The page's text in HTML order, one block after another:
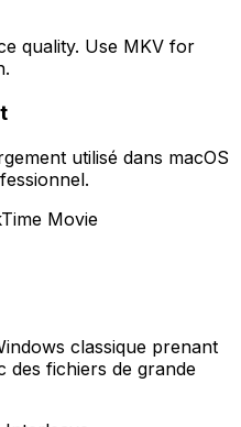
quality. Use MKV for
utilisé dans macOS
Movie
classique prenant
des fichiers de grande